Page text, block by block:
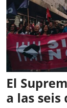
El
a las seis